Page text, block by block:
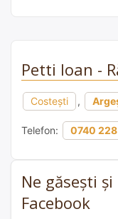
Petti Ioan -
Costești ,
Telefon: 0740
Ne găsești
Facebook